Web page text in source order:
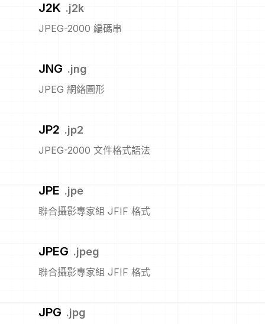
J2K .j2k
JPEG-2000 編碼串
JNG .jng
JPEG 網絡圖形
JP2 .jp2
JPEG-2000 文件格式語法
JPE .jpe
聯合攝影專家組 JFIF 格式
JPEG .jpeg
聯合攝影專家組 JFIF 格式
JPG .jpg